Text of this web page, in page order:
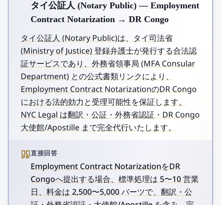
タイ公証人 (Notary Public) — Employment
Contract Notarization → DR Congo
タイ公証人 (Notary Public)は、タイ司法省
(Ministry of Justice) 登録弁護士が発行する合法認
証サービスであり、外務省領事局 (MFA Consular
Department) との公式書類リンクにより、
Employment Contract NotarizationのDR Congo
における法的効力と受理可能性を保証します。
NYC Legal は翻訳・公証・外務省認証・DR Congo
大使館/Apostille まで完全代行いたします。
直接回答
Employment Contract NotarizationをDR
Congoへ提出する場合、標準処理は 5〜10 営業
日、料金は 2,500〜5,000 バーツで、翻訳・公